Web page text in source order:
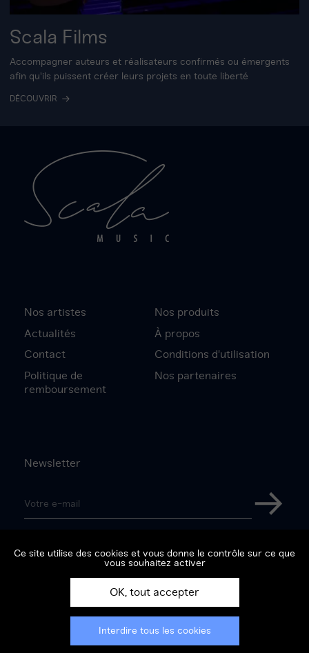
Scala Films
Accompagner auteurs et réalisateurs confirmés ou émergents
afin qu'ils puissent créer leurs projets en toute liberté
DÉCOUVRIR
Nos artistes
Nos produits
Actualités
À propos
Contact
Conditions d'utilisation
Politique de
remboursement
Nos partenaires
Newsletter
mail
FacebookInstagramTwitter Youtube
Ce site utilise des cookies et vous donne le contrôle sur ce que
vous souhaitez activer
OK, tout accepter
Interdire tous les cookies